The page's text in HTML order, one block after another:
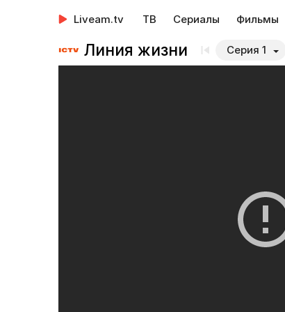
Liveam.tv ТВ Сериалы Фильмы
Линия жизни Серия 1